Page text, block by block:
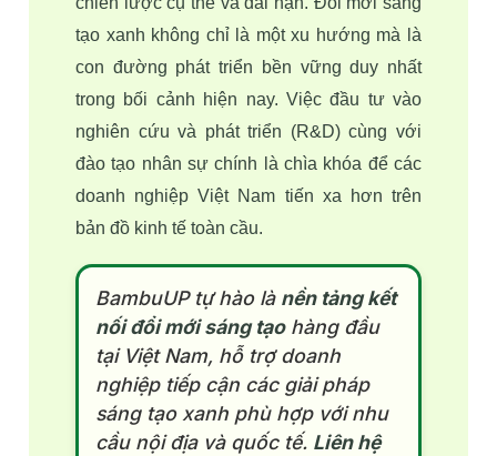
tạo xanh không chỉ là một xu hướng mà là
con đường phát triển bền vững duy nhất
trong bối cảnh hiện nay. Việc đầu tư vào
nghiên cứu và phát triển (R&D) cùng với
đào tạo nhân sự chính là chìa khóa để các
doanh nghiệp Việt Nam tiến xa hơn trên
bản đồ kinh tế toàn cầu.
BambuUP tự hào là nền tảng kết
nối đổi mới sáng tạohàng đầu
tại Việt Nam, hỗ trợ doanh
nghiệp tiếp cận các giải pháp
sáng tạo xanh phù hợp với nhu
cầu nội địa và quốc tế. Liên hệ